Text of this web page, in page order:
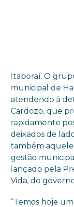
Itaboraí. O
municipal de
atendendo à
Cardozo, que
rapidamente
deixados de
também
gestão
lançado pela
Vida, do
“Temos hoje